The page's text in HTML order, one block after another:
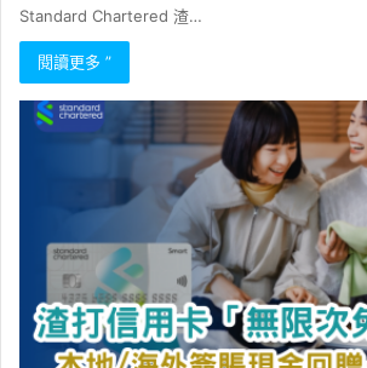
Standard Chartered 渣…
閱讀更多 ”